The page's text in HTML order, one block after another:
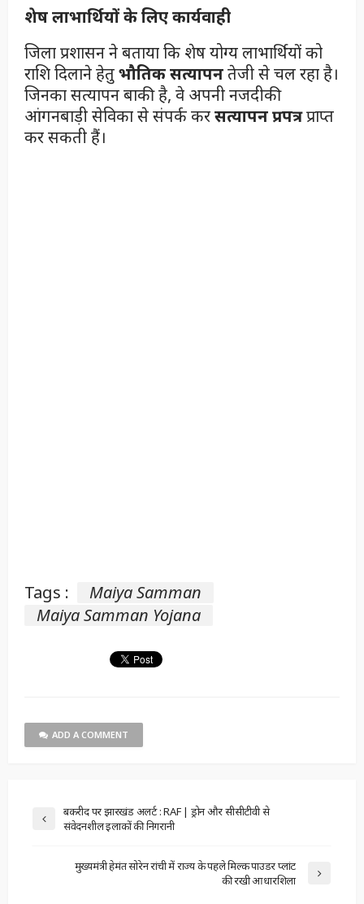
शेष लाभार्थियों के लिए कार्यवाही
जिला प्रशासन ने बताया कि शेष योग्य लाभार्थियों को
राशि दिलाने हेतुभौतिक सत्यापनतेजी से चल रहा है।
जिनका सत्यापन बाकी है, वे अपनी नजदीकी
आंगनबाड़ी सेविका से संपर्क करसत्यापन प्रपत्रप्राप्त
कर सकती हैं।
Tags :
Maiya Samman
Maiya Samman Yojana
ADD A COMMENT
बकरीद पर झारखंड अलर्ट : RAF | ड्रोन और सीसीटीवी से
संवेदनशील इलाकों की निगरानी
मुख्यमंत्री हेमंत सोरेन रांची में राज्य के पहले मिल्क पाउडर प्लांट
की रखी आधारशिला